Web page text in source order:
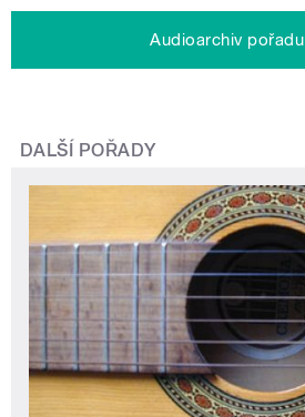
Audioarchiv pořadu
DALŠÍ POŘADY